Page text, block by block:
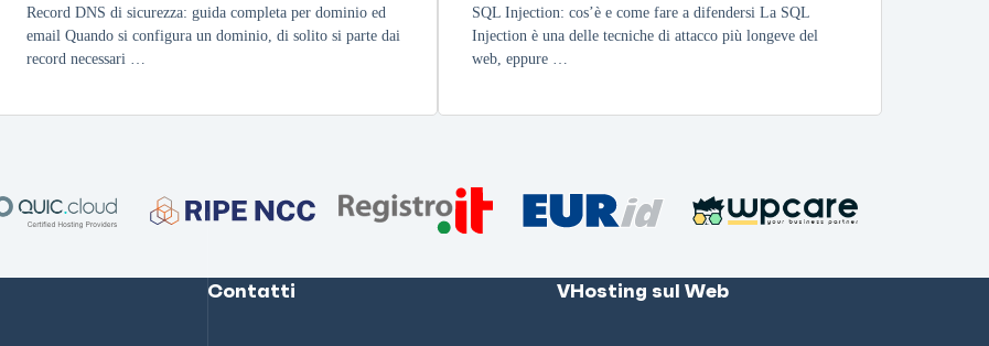
Record DNS di sicurezza: guida completa per dominio ed
email Quando si configura un dominio, di solito si parte dai
record necessari …
SQL Injection: cos’è e come fare a difendersi La SQL
Injection è una delle tecniche di attacco più longeve del
web, eppure …
Contatti VHosting sul Web